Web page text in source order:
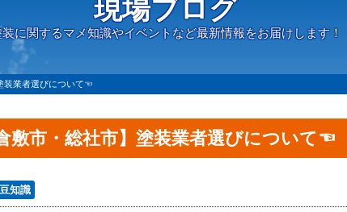
現場ブログ
装に関するマメ知識やイベントなど最新情報をお届けします！
装業者選びについて☜
倉敷市・総社市】塗装業者選びについて☜
知識